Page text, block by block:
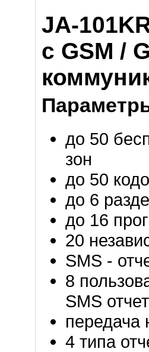
JA-
с GSM /
до 50
зон
до 50
до 6
до 16
20
SMS -
8
SMS
4 типа